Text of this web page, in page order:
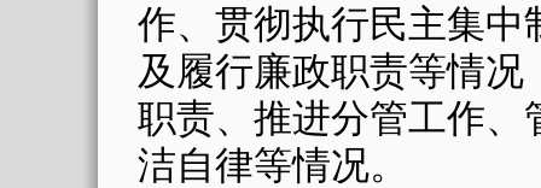
作、贯彻执行民主集中
及履行廉政职责等情
职责、推进分管工作、
洁自律等情况。